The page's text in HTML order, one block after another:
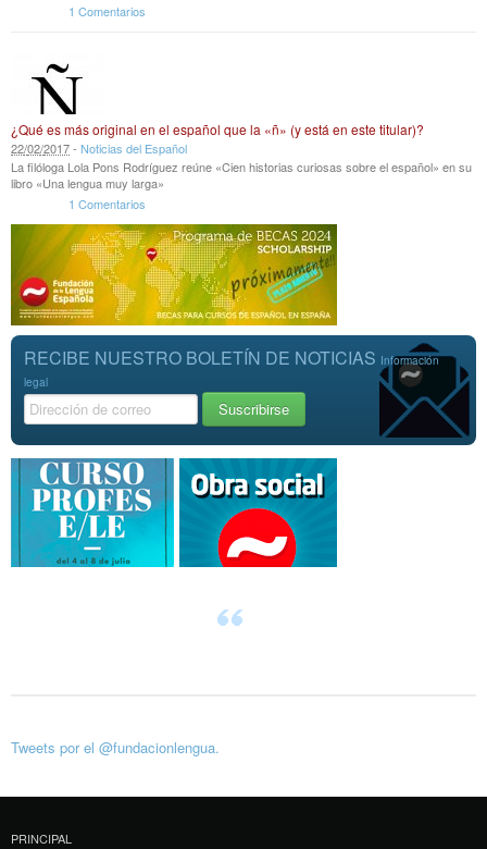
1 Comentarios
¿Qué es más original en el español que la «ñ» (y está en este titular)?
22/02/2017- Noticias del Español
La filóloga Lola Pons Rodríguez reúne «Cien historias curiosas sobre el español» en su
libro «Una lengua muy larga»
1 Comentarios
RECIBE NUESTRO BOLETÍN DE NOTICIAS Información
legal
Tweets por el @fundacionlengua.
PRINCIPAL